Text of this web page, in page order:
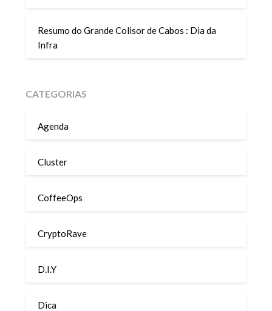
Resumo do Grande Colisor de Cabos : Dia da
Infra
CATEGORIAS
Agenda
Cluster
CoffeeOps
CryptoRave
D.I.Y
Dica